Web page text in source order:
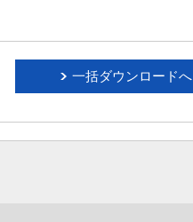
一括ダウンロードへ